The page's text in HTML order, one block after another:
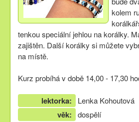
kolem
tenkou speciální jehlou na korálky.
zajištěn. Další korálky si můžete
na místě.
Kurz probíhá v době 14,00 - 17,30
lektorka: Lenka Kohoutová
věk: dospělí